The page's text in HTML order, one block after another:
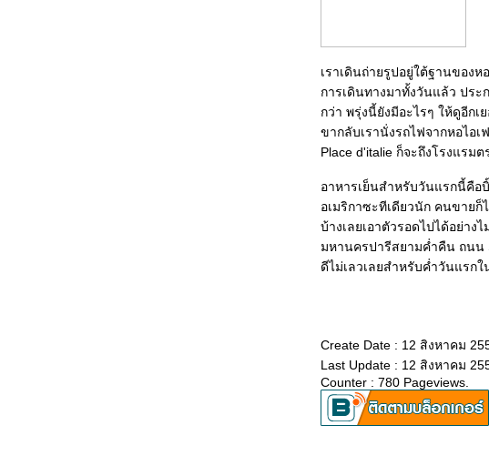
เราเดินถ่ายรูปอยู่ใต้ฐานของ
การเดินทางมาทั้งวันแล้ว ประ
กว่า พรุ่งนี้ยังมีอะไรๆ ให้ดูอีกเย
ขากลับเรานั่งรถไฟจากหอไอ
Place d'italie ก็จะถึงโรงแรม
อาหารเย็นสำหรับวันแรกนี้คือ
อเมริกาซะทีเดียวนัก คนขายก็
บ้างเลยเอาตัวรอดไปได้อย่าง
มหานครปารีสยามค่ำคืน ถนน
ดีไม่เลวเลยสำหรับค่ำวันแรกใ
Create Date : 12 สิงหาคม
Last Update : 12 สิงหาคม
Counter : 780 Pageviews.